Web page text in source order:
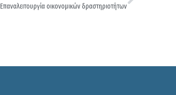
Επαναλειτουργία οικονομικών δραστηριοτήτων